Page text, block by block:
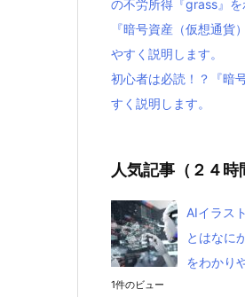
の不労所得『grass』を
『暗号資産（仮想通貨
やすく説明します。
初心者は必読！？『暗
すく説明します。
人気記事（２４時
AIイラス
とはなに
をわかり
1件のビュー